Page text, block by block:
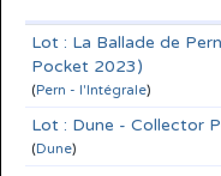
Lot : La Ballade de
Pocket 2023)
(Pern - l'Intégrale)
Lot : Dune - Collector
(Dune)